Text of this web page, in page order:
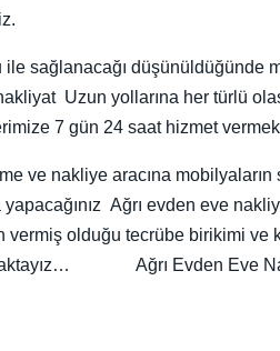
sağlanacağı düşünüldüğünde
Uzun yollarına her türlü
7 gün 24 saat hizmet
ve nakliye aracına
Ağrı evden eve
olduğu tecrübe birikimi
Ağrı Evden Eve